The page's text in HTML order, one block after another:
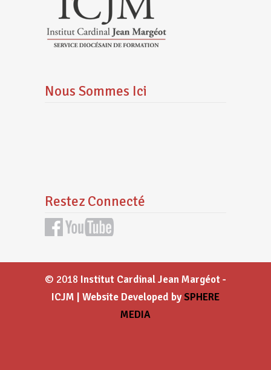
Nous Sommes Ici
Restez Connecté
© 2018 Institut Cardinal Jean Margéot -
ICJM | Website Developed bySPHERE
MEDIA